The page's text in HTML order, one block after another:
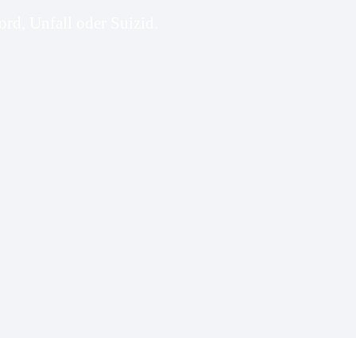
Unfall oder Suizid.